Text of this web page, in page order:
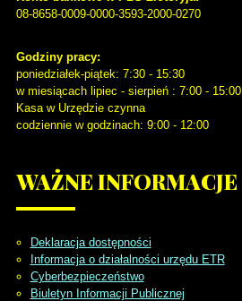
08-8658-0009-0000-3593-2000-0270
Godziny pracy:
poniedziałek-piątek: 7:30 - 15:30
w miesiącach lipiec - sierpień : 7:00 - 15:00
Kasa w Urzędzie czynna
codziennie w godzinach: 9:00 - 12:00
WAŻNEINFORMACJE
Deklaracja dostępności
Informacja o działalności urzędu ETR
Cyberbezpieczeństwo
Biuletyn Informacji Publicznej